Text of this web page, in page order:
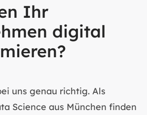
Ihr
digital
uns genau richtig. Als
Science aus München finden